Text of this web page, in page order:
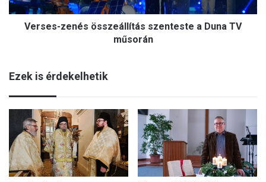
s
á
g
g
a
e
s
l
í
t
Verses-zenés összeállítás szenteste a Duna TV
műsorán
Ezek is érdekelhetik